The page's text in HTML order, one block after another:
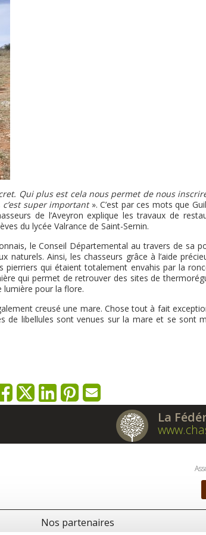
Qui plus est cela nous permet de nous
super important». C’est par ces mots que
de l’Aveyron explique les travaux de
du lycée Valrance de Saint-Sernin.
le Conseil Départemental au travers de sa
Ainsi, les chasseurs grâce à l’aide
pierriers qui étaient totalement envahis par la
qui permet de retrouver des sites de
lumière pour la flore.
creusé une mare. Chose tout à fait
de libellules sont venues sur la mare et se sont
La
Nos partenaires